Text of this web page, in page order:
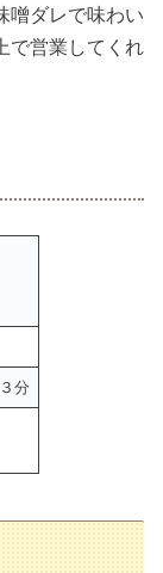
噌ダレで味わい
で営業してくれ
分